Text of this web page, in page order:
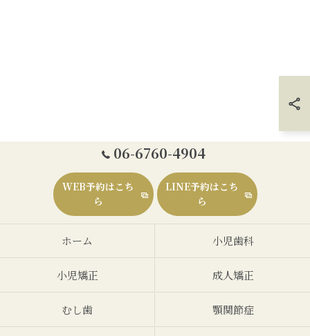
06-6760-4904
WEB予約はこち
ら
LINE予約はこち
ら
ホーム 小児歯科
小児矯正 成人矯正
むし歯 顎関節症